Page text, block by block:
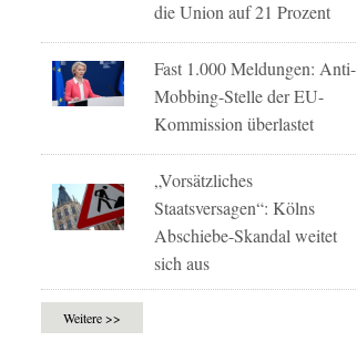
die Union auf 21 Prozent
Fast 1.000 Meldungen: Anti-
Mobbing-Stelle der EU-
Kommission überlastet
„Vorsätzliches
Staatsversagen“: Kölns
Abschiebe-Skandal weitet
sich aus
Weitere >>